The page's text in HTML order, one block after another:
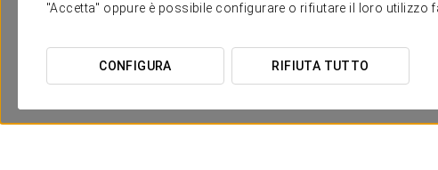
"Accetta" oppure è possibile configurare o rifiutare il loro utilizzo
CONFIGURA RIFIUTA TUTTO